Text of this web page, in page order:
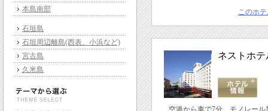
このホ
ネストホテ
空港から車で7分、モノレー
本島南部
石垣島
石垣周辺離島(西表、小浜など)
宮古島
久米島